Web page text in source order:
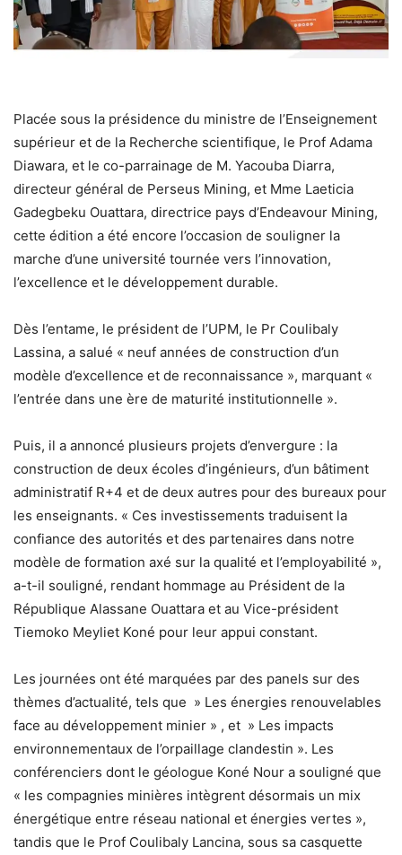
Placée sous la présidence du ministre de l’Enseignement
supérieur et de la Recherche scientifique, le Prof Adama
Diawara, et le co-parrainage de M. Yacouba Diarra,
directeur général de Perseus Mining, et Mme Laeticia
Gadegbeku Ouattara, directrice pays d’Endeavour Mining,
cette édition a été encore l’occasion de souligner la
marche d’une université tournée vers l’innovation,
l’excellence et le développement durable.
Dès l’entame, le président de l’UPM, le Pr Coulibaly
Lassina, a salué « neuf années de construction d’un
modèle d’excellence et de reconnaissance », marquant «
l’entrée dans une ère de maturité institutionnelle ».
Puis, il a annoncé plusieurs projets d’envergure : la
construction de deux écoles d’ingénieurs, d’un bâtiment
administratif R+4 et de deux autres pour des bureaux pour
les enseignants. « Ces investissements traduisent la
confiance des autorités et des partenaires dans notre
modèle de formation axé sur la qualité et l’employabilité »,
a-t-il souligné, rendant hommage au Président de la
République Alassane Ouattara et au Vice-président
Tiemoko Meyliet Koné pour leur appui constant.
Les journées ont été marquées par des panels sur des
thèmes d’actualité, tels que » Les énergies renouvelables
face au développement minier » , et » Les impacts
environnementaux de l’orpaillage clandestin ». Les
conférenciers dont le géologue Koné Nour a souligné que
« les compagnies minières intègrent désormais un mix
énergétique entre réseau national et énergies vertes »,
tandis que le Prof Coulibaly Lancina, sous sa casquette